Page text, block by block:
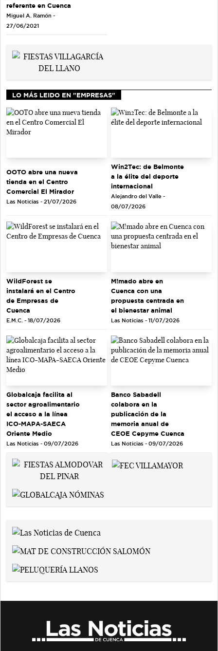
referente en Cuenca
Miguel A. Ramón -
27/06/2021
LO MÁS LEIDO EN "EMPRESAS"
OOTO abre una nueva
tienda en el Centro
Comercial El Mirador
Las Noticias - 21/07/2026
Win2Tec: de Belmonte
a la élite del deporte
internacional
Alejandro del Valle -
08/07/2026
WildForest se
instalará en el Centro
de Empresas de
Cuenca
E.M.C. - 18/07/2026
M!mado abre en
Cuenca con una
propuesta centrada en
el bienestar animal
Las Noticias - 11/07/2026
Globalcaja facilita al
sector agroalimentario
el acceso a la línea
ICO-MAPA-SAECA
Oriente Medio
Las Noticias - 09/07/2026
Banco Sabadell
colabora en la
publicación de la
memoria anual de
CEOE Cepyme Cuenca
Las Noticias - 09/07/2026